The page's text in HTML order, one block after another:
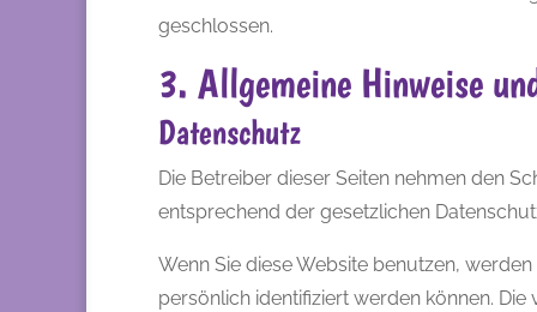
geschlossen.
3. Allgemeine Hinweise
Datenschutz
Die Betreiber dieser Seiten nehmen den
entsprechend der gesetzlichen
Wenn Sie diese Website benutzen,
persönlich identifiziert werden können.